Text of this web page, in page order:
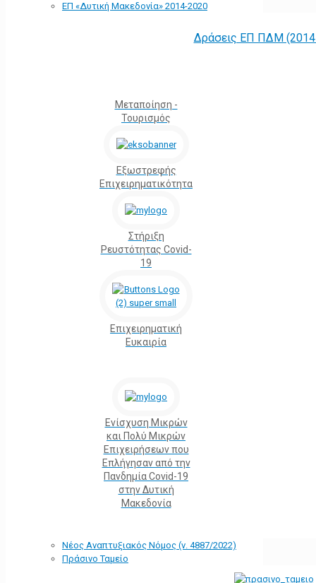
ΕΠ «Δυτική Μακεδονία» 2014-2020
Δράσεις ΕΠ ΠΔΜ (2014
Μεταποίηση -
Τουρισμός
Εξωστρεφής
Επιχειρηματικότητα
Στήριξη
Ρευστότητας Covid-
19
Επιχειρηματική
Ευκαιρία
Ενίσχυση Μικρών
και Πολύ Μικρών
Επιχειρήσεων που
Επλήγησαν από την
Πανδημία Covid-19
στην Δυτική
Μακεδονία
Νέος Αναπτυξιακός Νόμος (ν. 4887/2022)
Πράσινο Ταμείο